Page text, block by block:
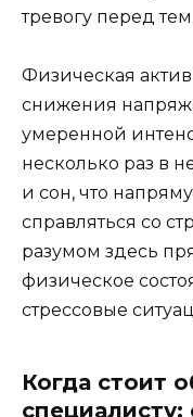
тревогу перед
Физическая
снижения
умеренной
несколько раз в
и сон, что
справляться со
разумом здесь
физическое
стрессовые
Когда стоит